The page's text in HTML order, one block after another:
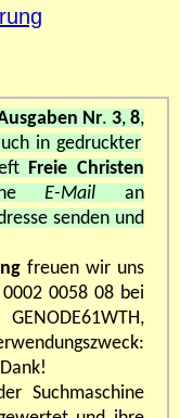
Nr. 3,8,
in gedruckter
Freie Christen
E-Mail an
senden und
freuen wir uns
0058 08 bei
GENODE61WTH,
Suchmaschine